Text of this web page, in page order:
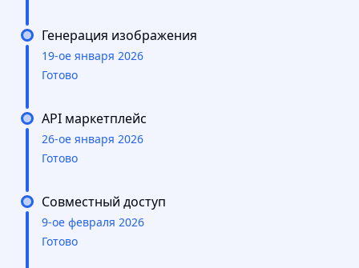
Генерация изображения
19-ое января 2026
Готово
API маркетплейс
26-ое января 2026
Готово
Совместный доступ
9-ое февраля 2026
Готово